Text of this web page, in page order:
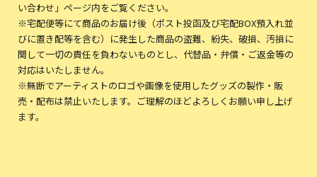
い合わせ」ページ内をご覧ください。
※宅配便等にて商品のお届け後（ポスト投函及び宅配BOX預入れ並
びに置き配等を含む）に発生した商品の盗難、紛失、破損、汚損に
関して一切の責任を負わないものとし、代替品・弁償・ご返金等の
対応はいたしません。
※無断でアーティストのロゴや画像を使用したグッズの製作・販
売・配布は禁止いたします。ご理解のほどよろしくお願い申し上げ
ます。